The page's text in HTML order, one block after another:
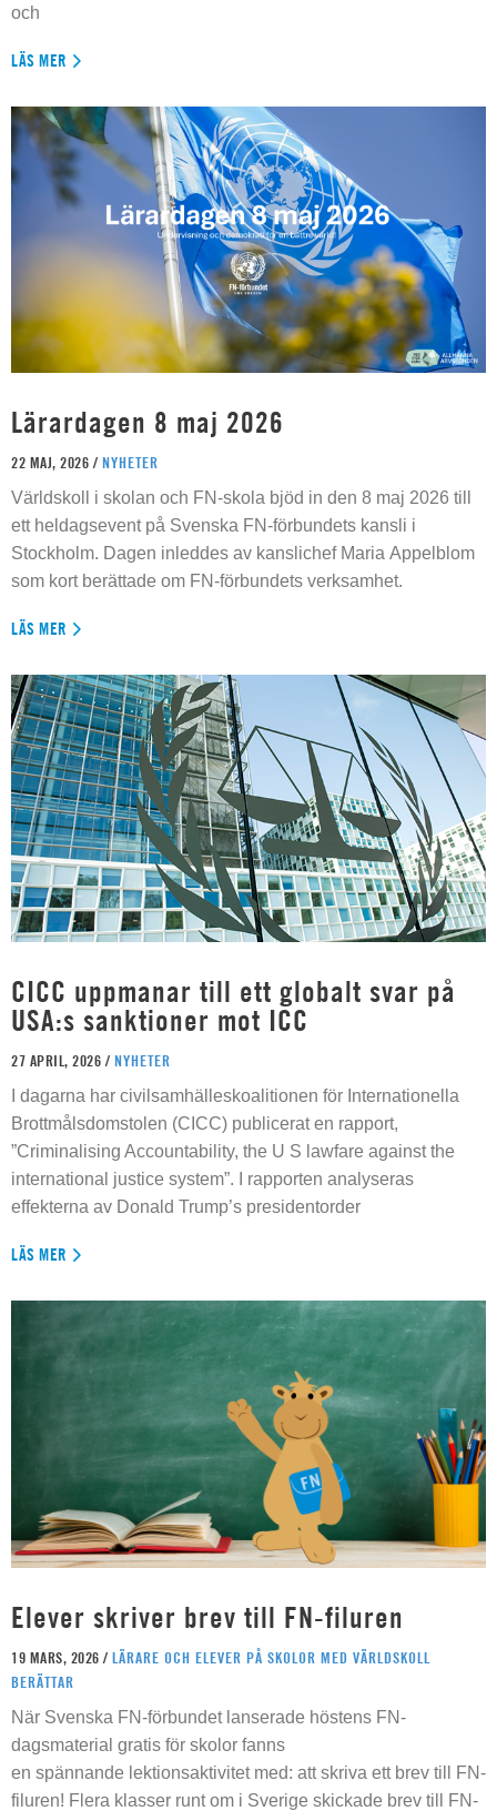
och
LÄS MER
Lärardagen 8 maj 2026
22 MAJ, 2026 / NYHETER
Världskoll i skolan och FN-skola bjöd in den 8 maj 2026 till
ett heldagsevent på Svenska FN-förbundets kansli i
Stockholm. Dagen inleddes av kanslichef Maria Appelblom
som kort berättade om FN-förbundets verksamhet.
LÄS MER
CICC uppmanar till ett globalt svar på
USA:s sanktioner mot ICC
27 APRIL, 2026 / NYHETER
I dagarna har civilsamhälleskoalitionen för Internationella
Brottmålsdomstolen (CICC) publicerat en rapport,
”Criminalising Accountability, the U S lawfare against the
international justice system”. I rapporten analyseras
effekterna av Donald Trump’s presidentorder
LÄS MER
Elever skriver brev till FN-filuren
19 MARS, 2026 / LÄRARE OCH ELEVER PÅ SKOLOR MED VÄRLDSKOLL
BERÄTTAR
När Svenska FN-förbundet lanserade höstens FN-
dagsmaterial gratis för skolor fanns
en spännande lektionsaktivitet med: att skriva ett brev till FN-
filuren! Flera klasser runt om i Sverige skickade brev till FN-